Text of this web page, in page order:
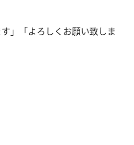
す」「よろしくお願い致しま